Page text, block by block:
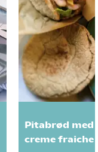
Pitabrød med
creme fraiche